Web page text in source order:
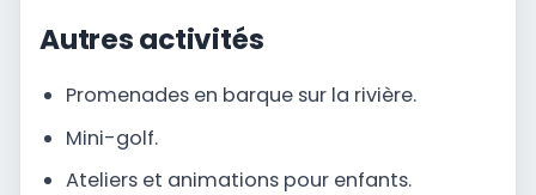
Autres activités
Promenades en barque sur la rivière.
Mini-golf.
Ateliers et animations pour enfants.